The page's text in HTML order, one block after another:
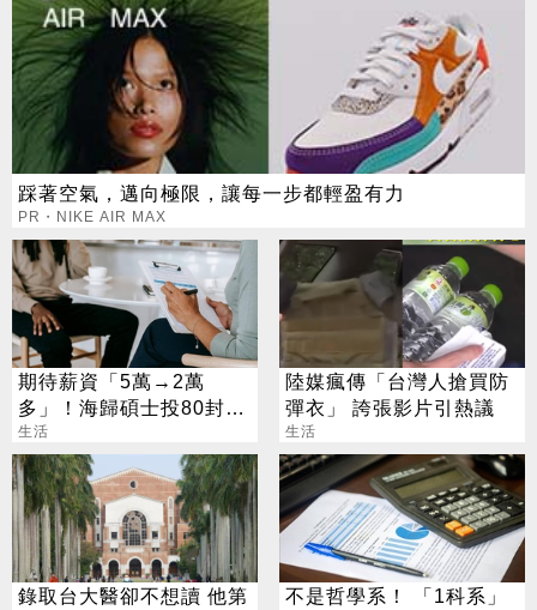
踩著空氣，邁向極限，讓每一步都輕盈有力
PR・NIKE AIR MAX
期待薪資「5萬→2萬
多」！海歸碩士投80封履
歷沒上岸：連香蕉都不給
生活
陸媒瘋傳「台灣人搶買防
彈衣」 誇張影片引熱議
生活
錄取台大醫卻不想讀 他第
不是哲學系！ 「1科系」